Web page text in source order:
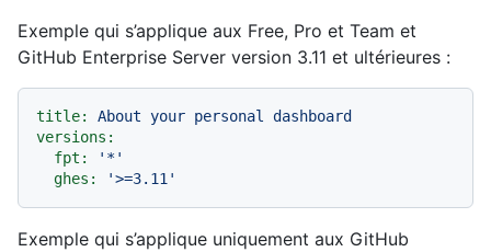
Exemple qui s’applique aux Free, Pro et Team et
GitHub Enterprise Server version 3.11 et ultérieures :
title: About your personal dashboard
versions:
fpt:
'*'
ghes:
'>=3.11'
Exemple qui s’applique uniquement aux GitHub